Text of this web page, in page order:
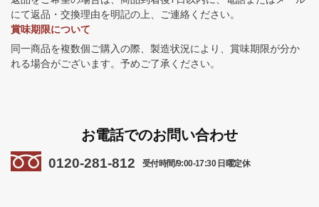
にて返品・交換理由を明記の上、ご連絡ください。
賞味期限について
同一商品を複数個ご購入の際、製造状況により、賞味期限が分か
れる場合がございます。予めご了承ください。
お電話でのお問い合わせ
0120-281-812 受付時間/9:00-17:30 日曜定休